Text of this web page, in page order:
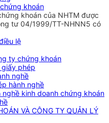
khoán
khoán của NHTM được
tư 04/1999/TT-NHNN5 có
lệ
ty chứng khoán
phép
nghề
hành nghề
kinh doanh chứng khoán
VÀ CÔNG TY QUẢN LÝ